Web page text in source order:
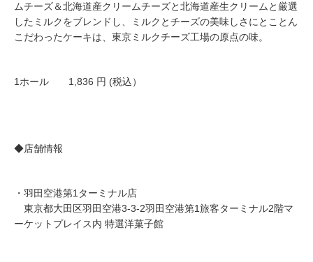
ムチーズ＆北海道産クリームチーズと北海道産生クリームと厳選
したミルクをブレンドし、ミルクとチーズの美味しさにとことん
こだわったケーキは、東京ミルクチーズ工場の原点の味。
1ホール 1,836 円 (税込）
◆店舗情報
・羽田空港第1ターミナル店
東京都大田区羽田空港3-3-2羽田空港第1旅客ターミナル2階マ
ーケットプレイス内 特選洋菓子館